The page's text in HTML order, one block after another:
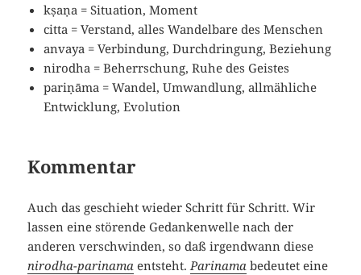
kṣaṇa = Situation, Moment
citta = Verstand, alles Wandelbare des Menschen
anvaya = Verbindung, Durchdringung, Beziehung
nirodha = Beherrschung, Ruhe des Geistes
pariṇāma = Wandel, Umwandlung, allmähliche
Entwicklung, Evolution
Kommentar
Auch das geschieht wieder Schritt für Schritt. Wir
lassen eine störende Gedankenwelle nach der
anderen verschwinden, so daß irgendwann diese
nirodha-parinama entsteht.Parinama bedeutet eine